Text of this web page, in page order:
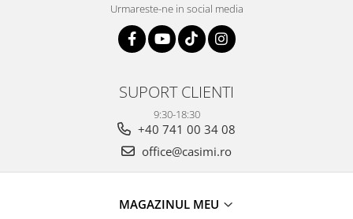
Urmareste-ne in social media
SUPORT CLIENTI
9:30-18:30
+40 741 00 34 08
office@casimi.ro
MAGAZINUL MEU